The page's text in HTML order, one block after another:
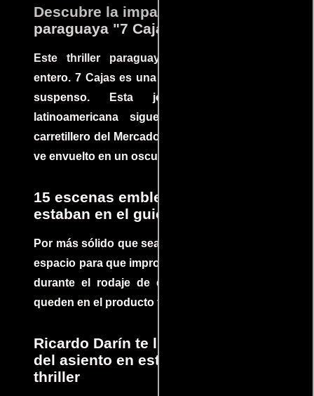
Descubre la impactante película
paraguaya "7 Cajas"
Este thriller paraguayo cautivó al mundo
entero. 7 Cajas es una explosión de acción y
suspenso. Esta joya cinematográfica
latinoamericana sigue la historia de un
carretillero del Mercado 4 de Asunción que se
ve envuelto en un oscuro mundo de crimen
15 escenas emblemáticas que no
estaban en el guion
Por más sólido que sea un guión siempre hay
espacio para que improvisaciones que se dan
durante el rodaje de determinadas escenas
queden en el producto final.
Ricardo Darín te llevará al borde
del asiento en este increíble
thriller